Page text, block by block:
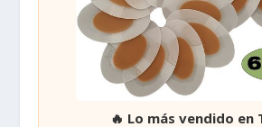
🔥 Lo más vendido en